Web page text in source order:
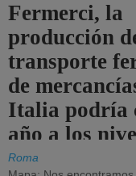
Fermerci, la
producción
transporte
de
Italia podría
año a los
2015.
Roma